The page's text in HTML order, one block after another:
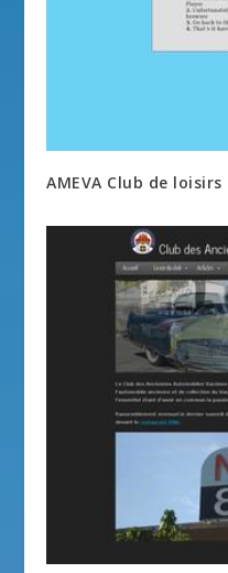
AMEVA Club de loisirs